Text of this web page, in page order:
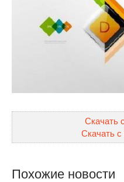
Скачать с
Скачать с
Похожие новости